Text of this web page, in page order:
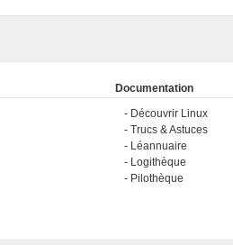
Documentation
Découvrir Linux
Trucs & Astuces
Léannuaire
Logithèque
Pilothèque